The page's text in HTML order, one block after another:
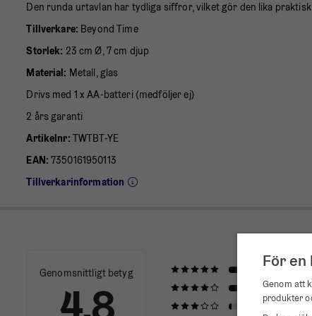
Den runda urtavlan har tydliga siffror, vilket gör den lika
Tillverkare: Beyond Time
Storlek: 23 cm Ø, 7 cm djup
Material: Metall, glas
Drivs med 1 x AA-batteri (medföljer ej)
2 års garanti
Artikelnr: TWTBT-YE
EAN: 7350161950113
Tillverkarinformation
Genomsnittligt betyg
För
Genom att
produkter